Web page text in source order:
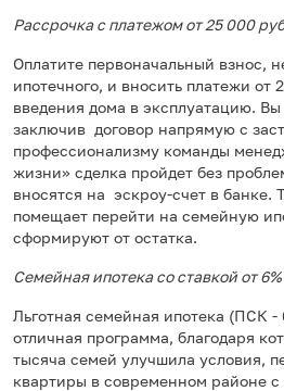
Рассрочка с платежом от 25 000
Оплатите первоначальный взнос,
ипотечного, и вносить платежи от
введения дома в эксплуатацию. Вы
заключив договор напрямую с
профессионализму команды
жизни» сделка пройдет без
вносятся на эскроу-счет в банке.
помещает перейти на семейную
сформируют от остатка.
Семейная ипотека со ставкой от
Льготная семейная ипотека (ПСК -
отличная программа, благодаря
тысяча семей улучшила условия,
квартиры в современном районе с